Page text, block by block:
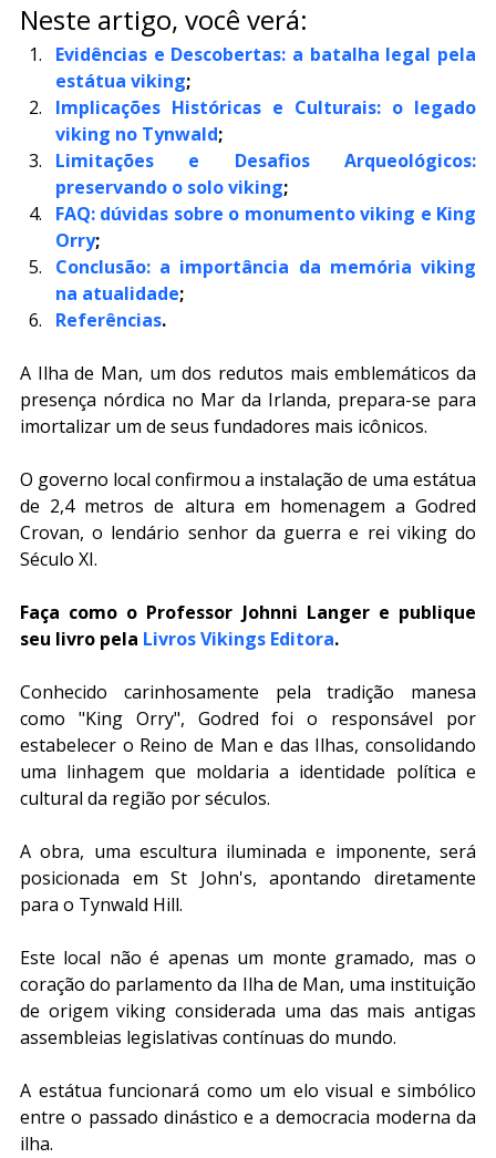
Neste artigo, você verá:
Evidências e Descobertas: a batalha legal pela
estátua viking;
Implicações Históricas e Culturais: o legado
viking no Tynwald;
Limitações e Desafios Arqueológicos:
preservando o solo viking;
FAQ: dúvidas sobre o monumento viking e King
Orry;
Conclusão: a importância da memória viking
na atualidade;
Referências.
A Ilha de Man, um dos redutos mais emblemáticos da
presença nórdica no Mar da Irlanda, prepara-se para
imortalizar um de seus fundadores mais icônicos.
O governo local confirmou a instalação de uma estátua
de 2,4 metros de altura em homenagem a Godred
Crovan, o lendário senhor da guerra e rei viking do
Século XI.
Faça como o Professor Johnni Langer e publique
seu livro pela Livros Vikings Editora.
Conhecido carinhosamente pela tradição manesa
como "King Orry", Godred foi o responsável por
estabelecer o Reino de Man e das Ilhas, consolidando
uma linhagem que moldaria a identidade política e
cultural da região por séculos.
A obra, uma escultura iluminada e imponente, será
posicionada em St John's, apontando diretamente
para o Tynwald Hill.
Este local não é apenas um monte gramado, mas o
coração do parlamento da Ilha de Man, uma instituição
de origem viking considerada uma das mais antigas
assembleias legislativas contínuas do mundo.
A estátua funcionará como um elo visual e simbólico
entre o passado dinástico e a democracia moderna da
ilha.